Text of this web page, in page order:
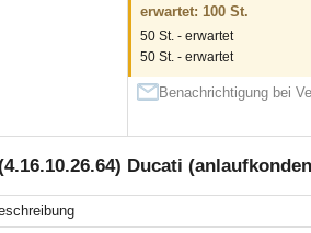
erwartet: 100 St.
50 St. - erwartet
50 St. - erwartet
Benachrichtigung bei
Ducati